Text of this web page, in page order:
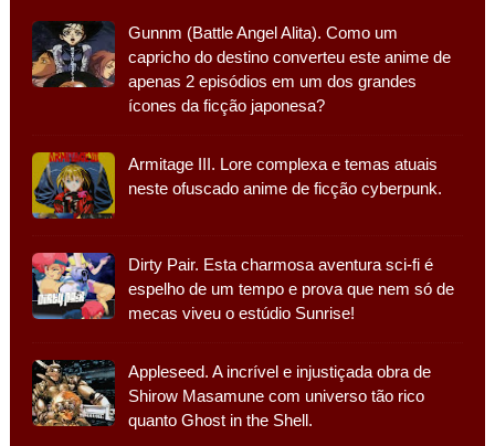
Gunnm (Battle Angel Alita). Como um
capricho do destino converteu este anime de
apenas 2 episódios em um dos grandes
ícones da ficção japonesa?
Armitage III. Lore complexa e temas atuais
neste ofuscado anime de ficção cyberpunk.
Dirty Pair. Esta charmosa aventura sci-fi é
espelho de um tempo e prova que nem só de
mecas viveu o estúdio Sunrise!
Appleseed. A incrível e injustiçada obra de
Shirow Masamune com universo tão rico
quanto Ghost in the Shell.